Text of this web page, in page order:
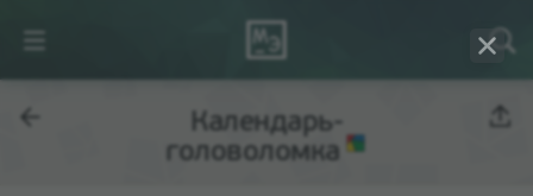
Календарь-
головоломка